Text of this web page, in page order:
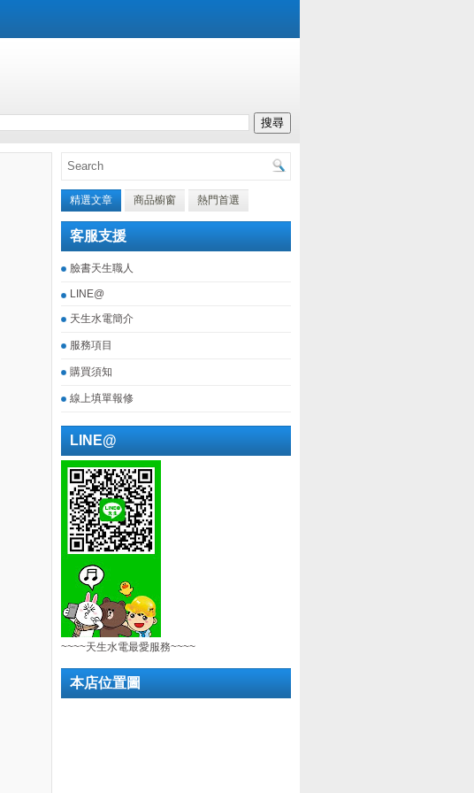
精選文章 商品櫥窗 熱門首選
客服支援
臉書天生職人
LINE@
天生水電簡介
服務項目
購買須知
線上填單報修
LINE@
~~~~天生水電最愛服務~~~~
本店位置圖